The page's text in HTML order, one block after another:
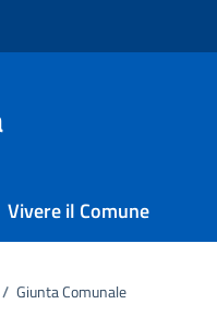
Vivere il Comune
/ Giunta Comunale